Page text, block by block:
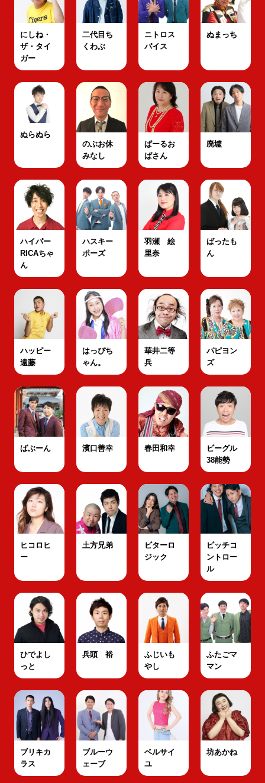
にしね・
ザ・タイ
ガー
二代目ち
くわぶ
ニトロス
パイス
ぬまっち
ぬらぬら
のぶお休
みなし
ぱーるお
ばさん
廃墟
ハイパー
RICAちゃ
ん
ハスキー
ポーズ
羽瀬 絵
里奈
ばったも
ん
ハッピー
遠藤
はっぴち
ゃん。
華井二等
兵
パピヨン
ズ
ばぶーん 濱口善幸 春田和幸
ビーグル
38能勢
ヒコロヒ
ー
土方兄弟
ビターロ
ジック
ピッチコ
ントロー
ル
ひでよし
っと
兵頭 裕
ふじいも
やし
ふたごマ
マン
ブリキカ
ラス
ブルーウ
ェーブ
ベルサイ
ユ
坊あかね